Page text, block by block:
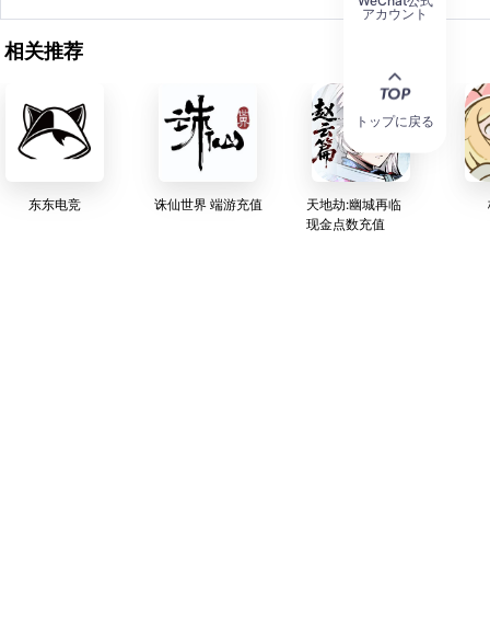
相关推荐
东东电竞 诛仙世界 端游充值
天地劫:幽城再临
现金点数充值
アカウント
トップに戻る